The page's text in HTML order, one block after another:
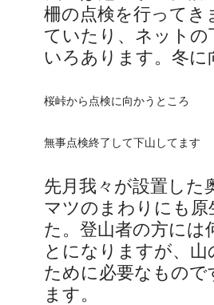
柵の点検を行ってき
ていたり、ネット
いろあります。冬
桜峠から点検に向かうところ
無事点検終了して下山してます
先月我々が設置した
マツのまわりにも
た。登山者の方に
とになりますが、
ために必要なもの
ます。